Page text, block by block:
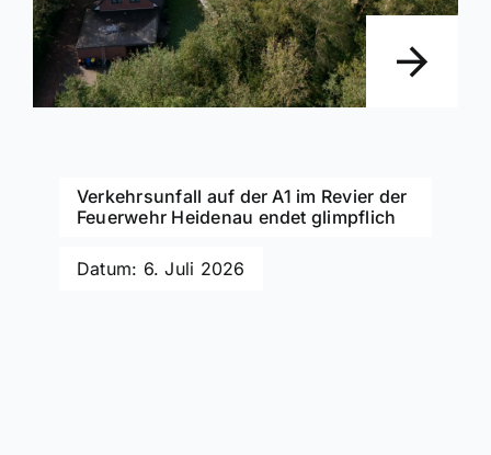
Verkehrsunfall auf der A1 im Revier der
Feuerwehr Heidenau endet glimpflich
Datum: 6. Juli 2026